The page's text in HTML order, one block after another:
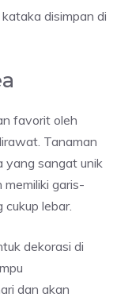
disimpan di
favorit oleh
Tanaman
yang sangat unik
memiliki garis-
lebar.
dekorasi di
dan akan